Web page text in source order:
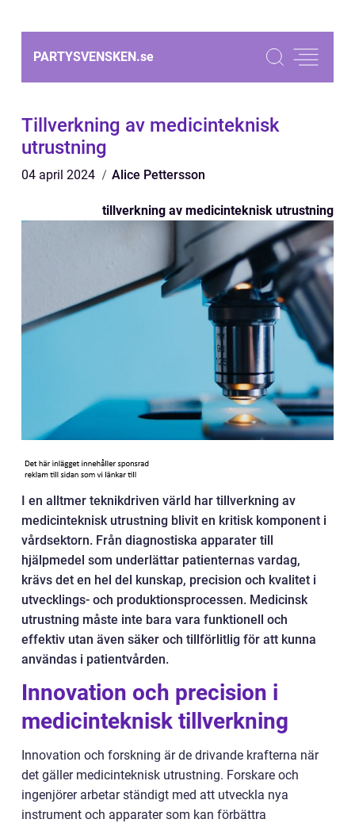
PARTYSVENSKEN.se
Tillverkning av medicinteknisk
utrustning
04 april 2024 Alice Pettersson
tillverkning av medicinteknisk utrustning
I en alltmer teknikdriven värld har tillverkning av
medicinteknisk utrustning blivit en kritisk komponent i
vårdsektorn. Från diagnostiska apparater till
hjälpmedel som underlättar patienternas vardag,
krävs det en hel del kunskap, precision och kvalitet i
utvecklings- och produktionsprocessen. Medicinsk
utrustning måste inte bara vara funktionell och
effektiv utan även säker och tillförlitlig för att kunna
användas i patientvården.
Innovation och precision i
medicinteknisk tillverkning
Innovation och forskning är de drivande krafterna när
det gäller medicinteknisk utrustning. Forskare och
ingenjörer arbetar ständigt med att utveckla nya
instrument och apparater som kan förbättra